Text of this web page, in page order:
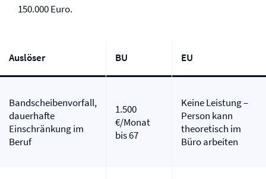
150.000 Euro.
Auslöser BU EU
Bandscheibenvorfall,
dauerhafte
Einschränkung im
Beruf
1.500
€/Monat
bis 67
Keine Leistung –
Person kann
theoretisch im
Büro arbeiten